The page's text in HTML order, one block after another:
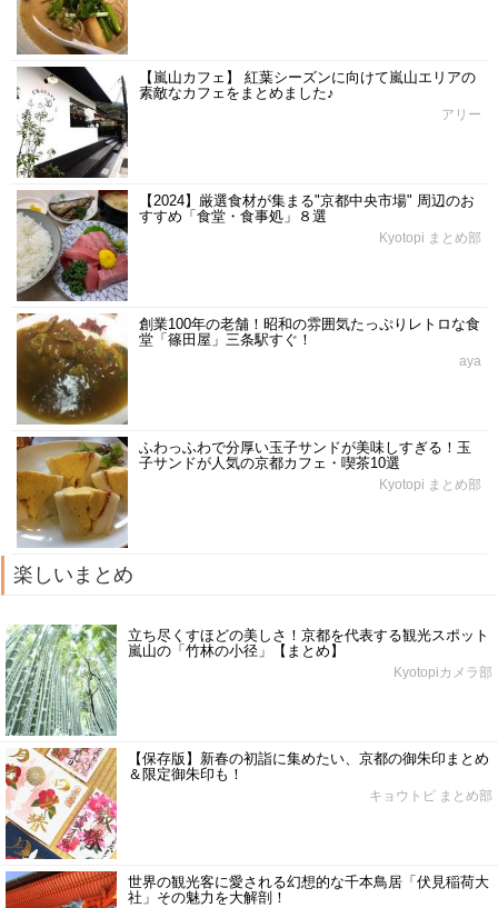
【嵐山カフェ】 紅葉シーズンに向けて嵐山エリアの
素敵なカフェをまとめました♪
アリー
【2024】厳選食材が集まる"京都中央市場" 周辺のお
すすめ「食堂・食事処」８選
Kyotopi まとめ部
創業100年の老舗！昭和の雰囲気たっぷりレトロな食
堂「篠田屋」三条駅すぐ！
aya
ふわっふわで分厚い玉子サンドが美味しすぎる！玉
子サンドが人気の京都カフェ・喫茶10選
Kyotopi まとめ部
楽しいまとめ
立ち尽くすほどの美しさ！京都を代表する観光スポット
嵐山の「竹林の小径」【まとめ】
Kyotopiカメラ部
【保存版】新春の初詣に集めたい、京都の御朱印まとめ
＆限定御朱印も！
キョウトピ まとめ部
世界の観光客に愛される幻想的な千本鳥居「伏見稲荷大
社」その魅力を大解剖！